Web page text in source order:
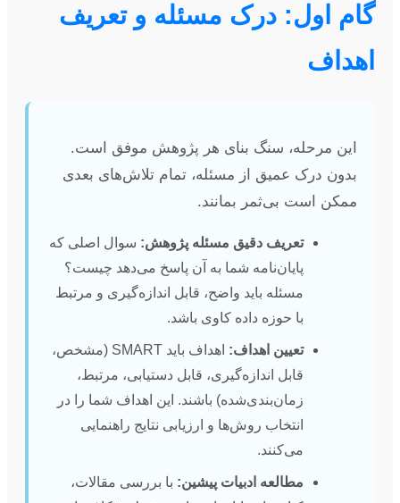
گام اول: درک مسئله و تعریف
اهداف
این مرحله، سنگ بنای هر پژوهش موفق است.
بدون درک عمیق از مسئله، تمام تلاش‌های بعدی
ممکن است بی‌ثمر بمانند.
تعریف دقیق مسئله پژوهش: سوال اصلی که
پایان‌نامه شما به آن پاسخ می‌دهد چیست؟
مسئله باید واضح، قابل اندازه‌گیری و مرتبط
با حوزه داده کاوی باشد.
تعیین اهداف:
اهداف باید SMART (مشخص،
قابل اندازه‌گیری، قابل دستیابی، مرتبط،
زمان‌بندی‌شده) باشند. این اهداف شما را در
انتخاب روش‌ها و ارزیابی نتایج راهنمایی
می‌کنند.
مطالعه ادبیات پیشین: با بررسی مقالات،